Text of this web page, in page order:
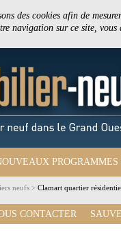
des cookies afin de
navigation sur ce site,
PROGRAMMES
neufs > Clamart quartier
CONTACTER